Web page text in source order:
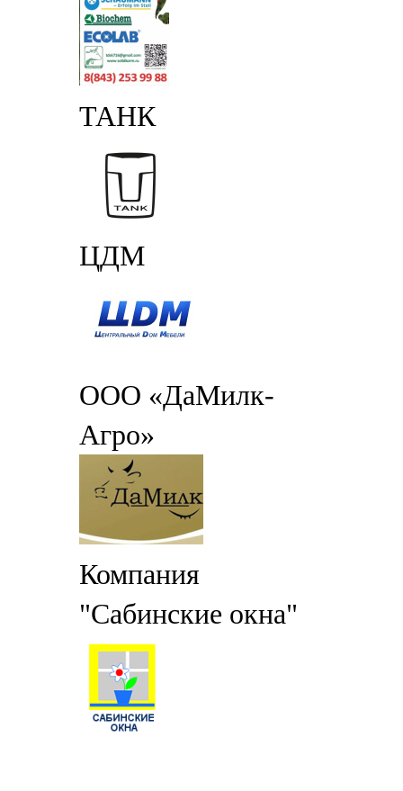
ТАНК
ЦДМ
ООО «ДаМилк-
Агро»
Компания
"Сабинские окна"